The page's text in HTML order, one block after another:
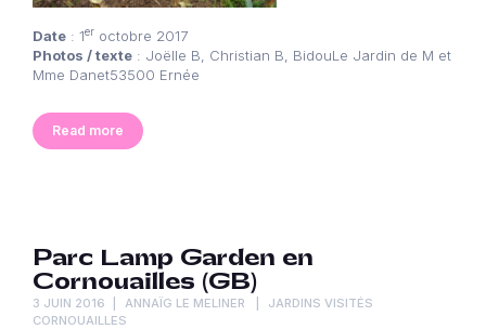
Date : 1er octobre 2017
Photos / texte : Joëlle B, Christian B, BidouLe Jardin de M et
Mme Danet53500 Ernée
Read more
Parc Lamp Garden en
Cornouailles (GB)
3 JUIN 2016 ANNAÏG LE MELINER
JARDINS VISITÉS
CORNOUAILLES